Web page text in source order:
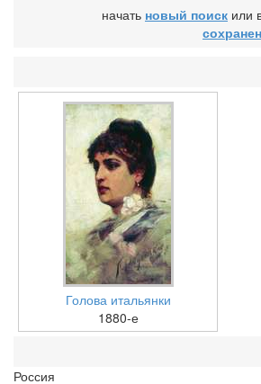
начать новый поиск или
Голова итальянки
1880-е
Россия